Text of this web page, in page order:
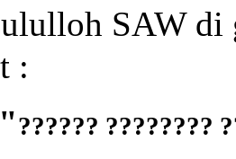
SAW
:
????????
"